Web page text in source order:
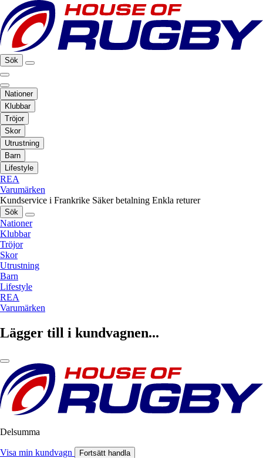
Sök
Nationer
Klubbar
Tröjor
Skor
Utrustning
Barn
Lifestyle
REA
Varumärken
Kundservice i Frankrike Säker betalning Enkla returer
Sök
Nationer
Klubbar
Tröjor
Skor
Utrustning
Barn
Lifestyle
REA
Varumärken
Lägger till i kundvagnen...
Delsumma
Visa min kundvagn Fortsätt handla